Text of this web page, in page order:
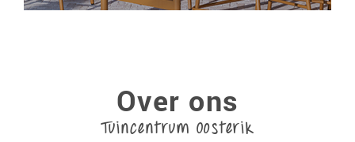
Over ons
Tuincentrum Oosterik